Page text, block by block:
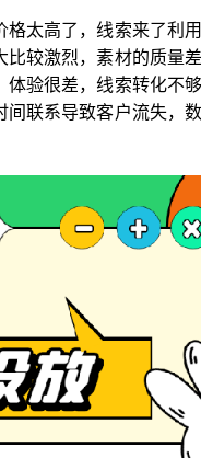
太高了，线索来了利
较激烈，素材的质量
验很差，线索转化不
联系导致客户流失，